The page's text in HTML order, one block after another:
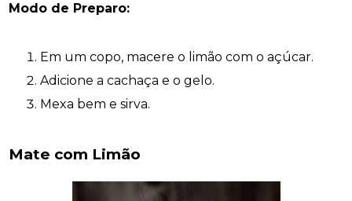
Modo de Preparo:
Em um copo, macere o limão com o açúcar.
Adicione a cachaça e o gelo.
Mexa bem e sirva.
Mate com Limão